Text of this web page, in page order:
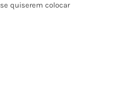
quiserem colocar